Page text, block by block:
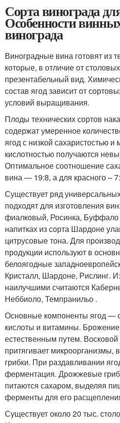
Сорта винограда
Особенности
винограда
Виноградные вина готовят из
которые, в отличие от
презентабельный вид.
состав ягод зависит от
условий выращивания.
Плоды технических сортов
содержат умеренное
ягод с низкой сахаристостью
кислотностью получаются
Оптимальное соотношение
вина — 19:8, а для красного –
Существует ряд
подходят для изготовления
фиалковый, Росинка,
напитках из сорта Шардоне
цитрусовые тона. Для
продукции используют в
белоягодные
Кристалл, Шардоне, Рислинг.
наилучшими считаются
Неббиоло, Темпранильо .
Основные компоненты ягод —
кислоты и витамины.
естественным путем.
притягивает
грибки. При раздавливании
ферментация. Дрожжевые
питаются сахаром, выделяя
ферменты для его
Существует около 20 тыс.